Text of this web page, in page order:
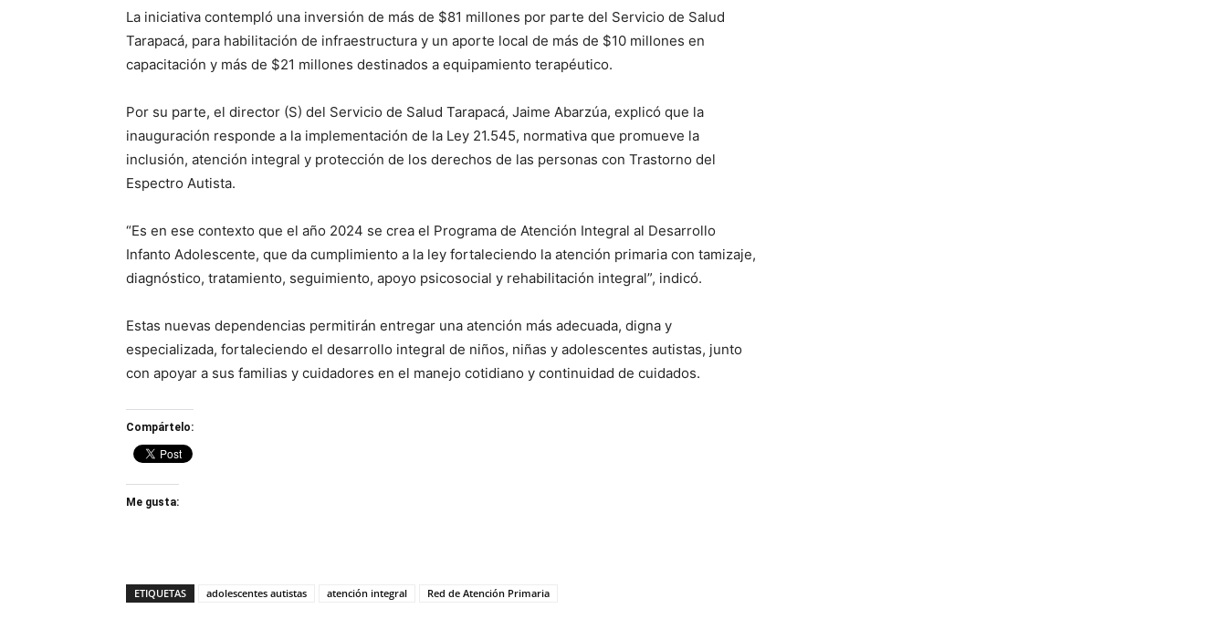
La iniciativa contempló una inversión de más de $81 millones por parte del Servicio de Salud
Tarapacá, para habilitación de infraestructura y un aporte local de más de $10 millones en
capacitación y más de $21 millones destinados a equipamiento terapéutico.
Por su parte, el director (S) del Servicio de Salud Tarapacá, Jaime Abarzúa, explicó que la
inauguración responde a la implementación de la Ley 21.545, normativa que promueve la
inclusión, atención integral y protección de los derechos de las personas con Trastorno del
Espectro Autista.
“Es en ese contexto que el año 2024 se crea el Programa de Atención Integral al Desarrollo
Infanto Adolescente, que da cumplimiento a la ley fortaleciendo la atención primaria con tamizaje,
diagnóstico, tratamiento, seguimiento, apoyo psicosocial y rehabilitación integral”, indicó.
Estas nuevas dependencias permitirán entregar una atención más adecuada, digna y
especializada, fortaleciendo el desarrollo integral de niños, niñas y adolescentes autistas, junto
con apoyar a sus familias y cuidadores en el manejo cotidiano y continuidad de cuidados.
Compártelo:
Me gusta:
ETIQUETAS adolescentes autistas atención integral Red de Atención Primaria